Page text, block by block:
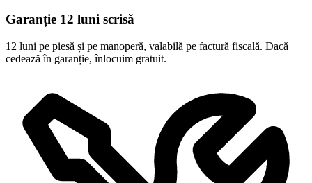
Garanție 12 luni scrisă
12 luni pe piesă și pe manoperă, valabilă pe factură fiscală. Dacă
cedează în garanție, înlocuim gratuit.